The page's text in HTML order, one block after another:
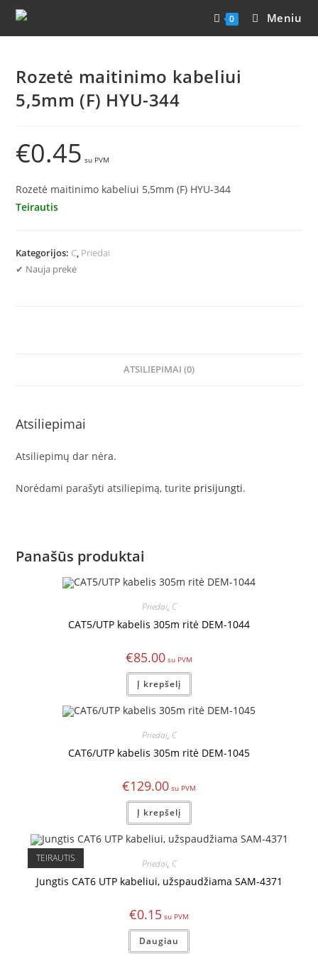
0 Meniu
Rozetė maitinimo kabeliui
5,5mm (F) HYU-344
€0.45
Rozetė maitinimo kabeliui 5,5mm (F) HYU-344
Teirautis
Kategorijos: C, Priedai
✔ Nauja prekė
ATSILIEPIMAI (0)
Atsiliepimai
Atsiliepimų dar nėra.
Norėdami parašyti atsiliepimą, turite prisijungti.
Panašūs produktai
Priedai, C
CAT5/UTP kabelis 305m ritė DEM-1044
€85.00
Į krepšelį
Priedai, C
CAT6/UTP kabelis 305m ritė DEM-1045
€129.00
Į krepšelį
TEIRAUTIS Priedai, C
Jungtis CAT6 UTP kabeliui, užspaudžiama SAM-4371
€0.15
Daugiau